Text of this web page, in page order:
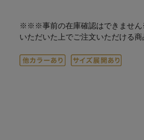
※※※事前の在庫確認はできませ
いただいた上でご注文いただける商